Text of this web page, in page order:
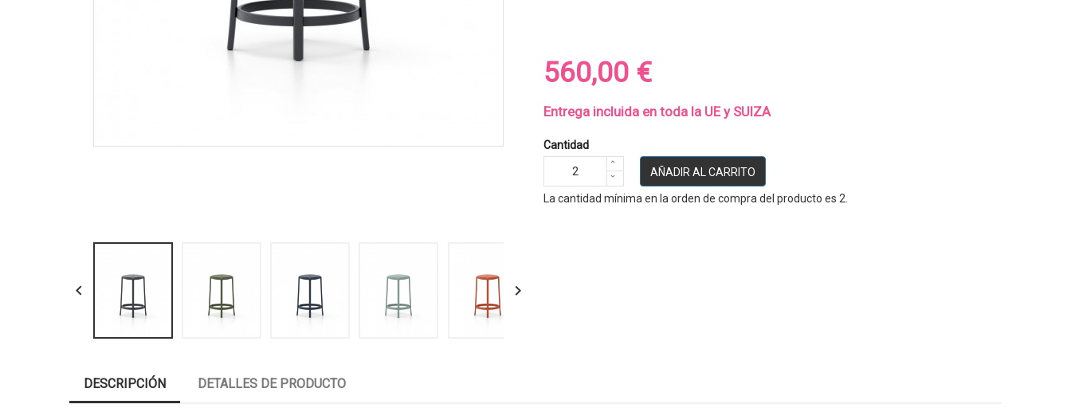
 
560,00 €
Entrega incluida en toda la UE y SUIZA
Cantidad
AÑADIR AL CARRITO
La cantidad mínima en la orden de compra del producto es 2.
DESCRIPCIÓN DETALLES DE PRODUCTO